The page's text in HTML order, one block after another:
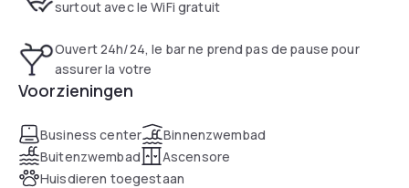
surtout avec le WiFi gratuit
Ouvert 24h/24, le bar ne prend pas de pause pour
assurer la votre
Voorzieningen
Business center
Binnenzwembad
Buitenzwembad
Ascensore
Huisdieren toegestaan